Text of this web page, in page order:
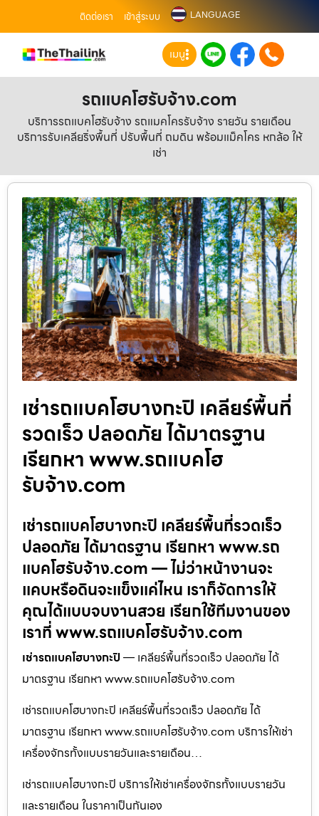
ติดต่อเรา เข้าสู่ระบบ LANGUAGE
เมนู
รถแบคโฮรับจ้าง.com
บริการรถแบคโฮรับจ้าง รถแมคโครรับจ้าง รายวัน รายเดือน
บริการรับเคลียริ่งพื้นที่ ปรับพื้นที่ ถมดิน พร้อมแม็คโคร หกล้อ ให้
เช่า
เช่ารถแบคโฮบางกะปิ เคลียร์พื้นที่
รวดเร็ว ปลอดภัย ได้มาตรฐาน
เรียกหา www.รถแบคโฮ
รับจ้าง.com
เช่ารถแบคโฮบางกะปิ เคลียร์พื้นที่รวดเร็ว
ปลอดภัย ได้มาตรฐาน เรียกหา www.รถ
แบคโฮรับจ้าง.com — ไม่ว่าหน้างานจะ
แคบหรือดินจะแข็งแค่ไหน เราก็จัดการให้
คุณได้แบบจบงานสวย เรียกใช้ทีมงานของ
เราที่ www.รถแบคโฮรับจ้าง.com
เช่ารถแบคโฮบางกะปิ — เคลียร์พื้นที่รวดเร็ว ปลอดภัย ได้
มาตรฐาน เรียกหา www.รถแบคโฮรับจ้าง.com
เช่ารถแบคโฮบางกะปิ เคลียร์พื้นที่รวดเร็ว ปลอดภัย ได้
มาตรฐาน เรียกหา www.รถแบคโฮรับจ้าง.com บริการให้เช่า
เครื่องจักรทั้งแบบรายวันและรายเดือน…
เช่ารถแบคโฮบางกะปิ บริการให้เช่าเครื่องจักรทั้งแบบรายวัน
และรายเดือน ในราคาเป็นกันเอง